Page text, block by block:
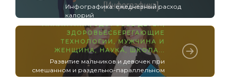
Инфографика: ежедневный расход
калорий
ЗДОРОВЬЕСБЕРЕГАЮЩИЕ
ТЕХНОЛОГИИ
МУЖЧИНА И
ЖЕНЩИНА, НАУКА ШКОЛА
Развитие мальчиков и девочек при
смешанном и раздельно-параллельном
обучении